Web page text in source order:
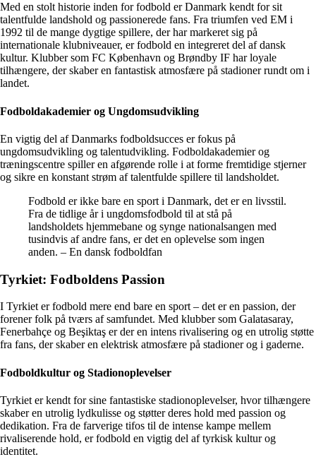
Med en stolt historie inden for fodbold er Danmark kendt for sit
talentfulde landshold og passionerede fans. Fra triumfen ved EM i
1992 til de mange dygtige spillere, der har markeret sig på
internationale klubniveauer, er fodbold en integreret del af dansk
kultur. Klubber som FC København og Brøndby IF har loyale
tilhængere, der skaber en fantastisk atmosfære på stadioner rundt om i
landet.
Fodboldakademier og Ungdomsudvikling
En vigtig del af Danmarks fodboldsucces er fokus på
ungdomsudvikling og talentudvikling. Fodboldakademier og
træningscentre spiller en afgørende rolle i at forme fremtidige stjerner
og sikre en konstant strøm af talentfulde spillere til landsholdet.
Fodbold er ikke bare en sport i Danmark, det er en livsstil.
Fra de tidlige år i ungdomsfodbold til at stå på
landsholdets hjemmebane og synge nationalsangen med
tusindvis af andre fans, er det en oplevelse som ingen
anden. – En dansk fodboldfan
Tyrkiet: Fodboldens Passion
I Tyrkiet er fodbold mere end bare en sport – det er en passion, der
forener folk på tværs af samfundet. Med klubber som Galatasaray,
Fenerbahçe og Beşiktaş er der en intens rivalisering og en utrolig støtte
fra fans, der skaber en elektrisk atmosfære på stadioner og i gaderne.
Fodboldkultur og Stadionoplevelser
Tyrkiet er kendt for sine fantastiske stadionoplevelser, hvor tilhængere
skaber en utrolig lydkulisse og støtter deres hold med passion og
dedikation. Fra de farverige tifos til de intense kampe mellem
rivaliserende hold, er fodbold en vigtig del af tyrkisk kultur og
identitet.